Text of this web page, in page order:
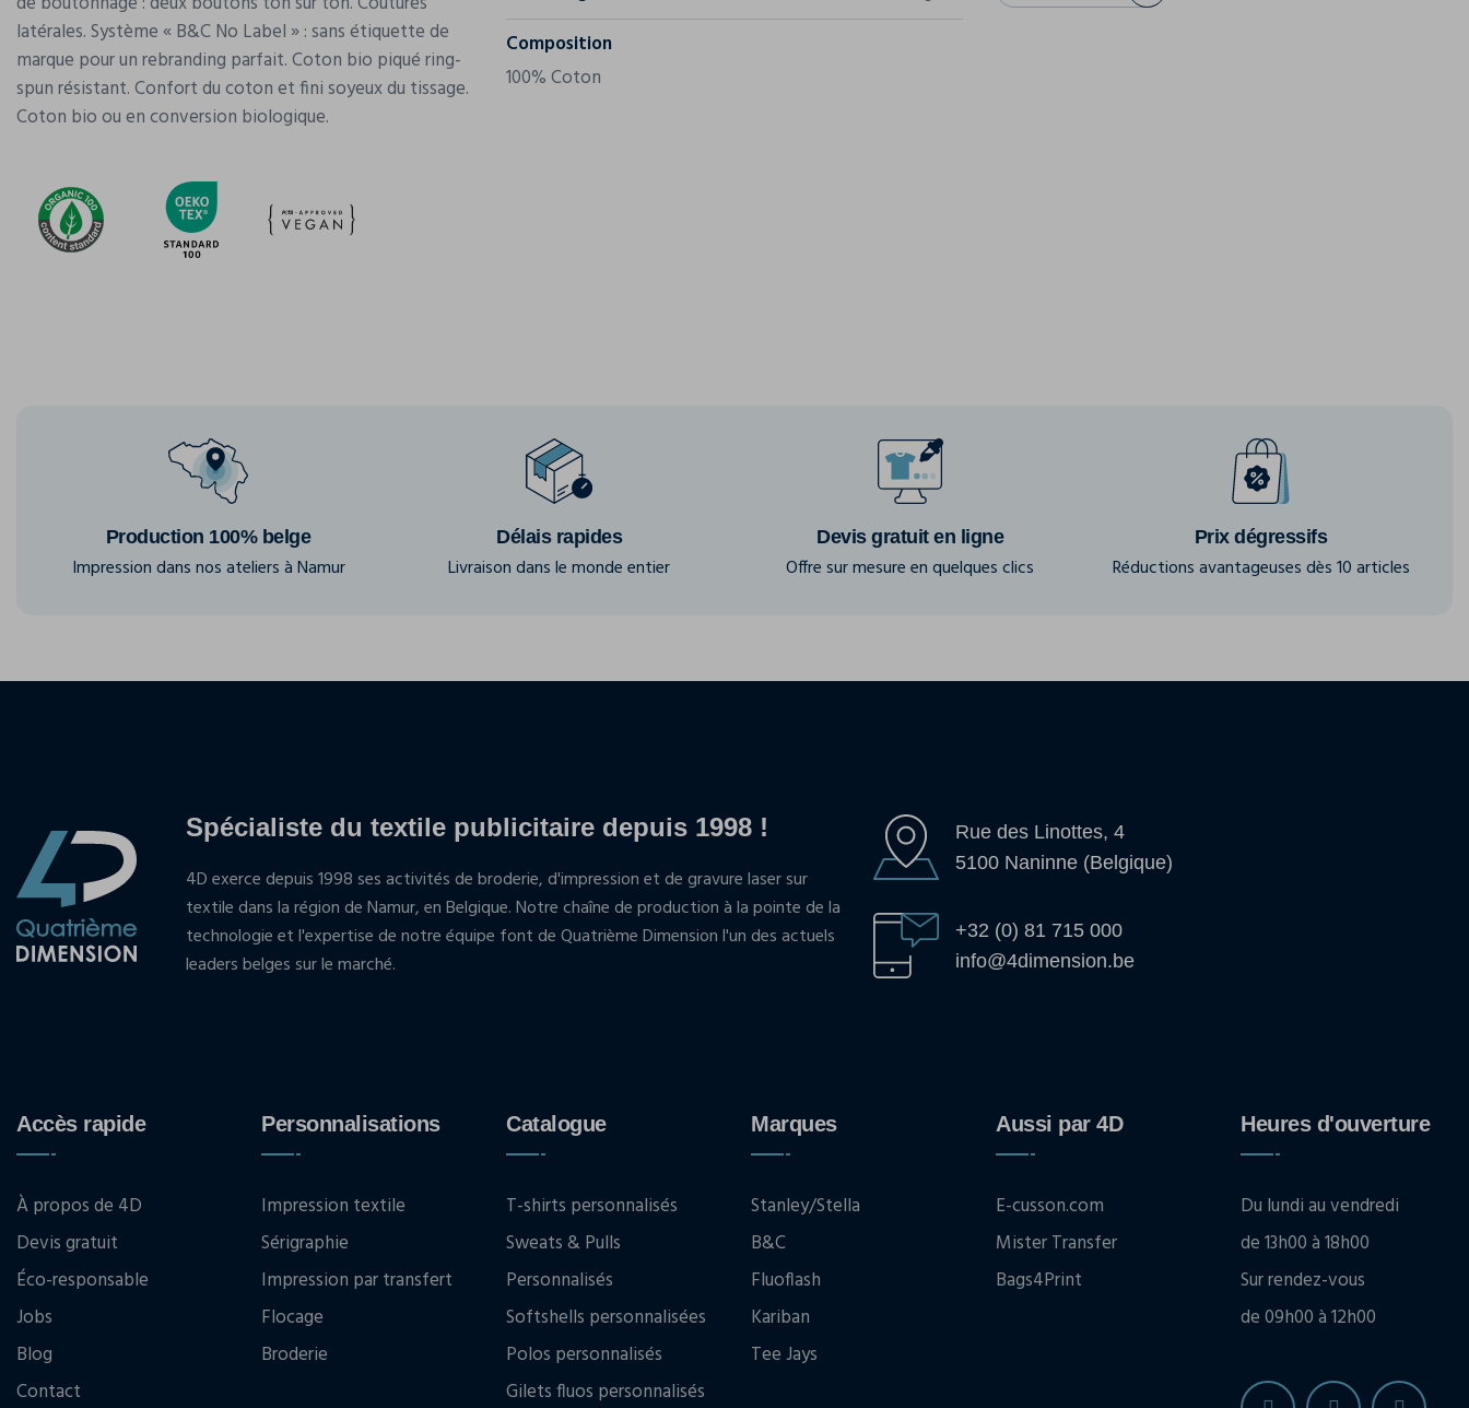
latérales. Système « B&C No Label » : sans étiquette de
marque pour un rebranding parfait. Coton bio piqué ring-
spun résistant. Confort du coton et fini soyeux du tissage.
Coton bio ou en conversion biologique.
Composition
100% Coton
Production 100% belge
Impression dans nos ateliers à Namur
Délais rapides
Livraison dans le monde entier
Devis gratuit en ligne
Offre sur mesure en quelques clics
Prix dégressifs
Réductions avantageuses dès 10 articles
Spécialiste du textile publicitaire depuis 1998 !
4D exerce depuis 1998 ses activités de broderie, d'impression et de gravure laser sur
textile dans la région de Namur, en Belgique. Notre chaîne de production à la pointe de la
technologie et l'expertise de notre équipe font de Quatrième Dimension l'un des actuels
leaders belges sur le marché.
Rue des Linottes, 4
5100 Naninne (Belgique)
+32 (0) 81 715 000
info@4dimension.be
Accès rapide
À propos de 4D
Devis gratuit
Éco-responsable
Jobs
Blog
Contact
Personnalisations
Impression textile
Sérigraphie
Impression par transfert
Flocage
Broderie
Catalogue
T-shirts personnalisés
Sweats & Pulls
Personnalisés
Softshells personnalisées
Polos personnalisés
Gilets fluos personnalisés
Marques
Stanley/Stella
B&C
Fluoflash
Kariban
Tee Jays
Aussi par 4D
E-cusson.com
Mister Transfer
Bags4Print
Heures d'ouverture
Du lundi au vendredi
de 13h00 à 18h00
Sur rendez-vous
de 09h00 à 12h00